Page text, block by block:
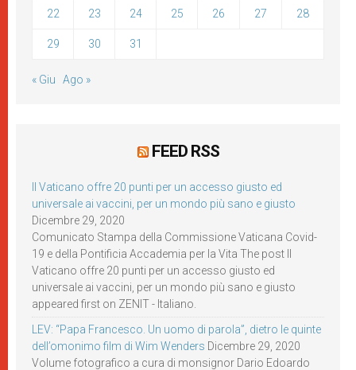
22 23 24 25 26 27 28
29 30 31
« Giu Ago »
FEED RSS
Il Vaticano offre 20 punti per un accesso giusto ed
universale ai vaccini, per un mondo più sano e giusto
Dicembre 29, 2020
Comunicato Stampa della Commissione Vaticana Covid-
19 e della Pontificia Accademia per la Vita The post Il
Vaticano offre 20 punti per un accesso giusto ed
universale ai vaccini, per un mondo più sano e giusto
appeared first on ZENIT - Italiano.
LEV: “Papa Francesco. Un uomo di parola”, dietro le quinte
dell’omonimo film di Wim Wenders Dicembre 29, 2020
Volume fotografico a cura di monsignor Dario Edoardo